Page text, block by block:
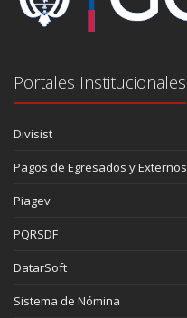
Portales Institucionales
Divisist
Pagos de Egresados y Externos
Piagev
PQRSDF
DatarSoft
Sistema de Nómina